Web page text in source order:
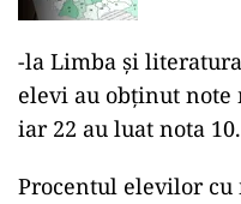
-la Limba şi
elevi au obţinut note
iar 22 au luat nota 10.
Procentul elevilor cu